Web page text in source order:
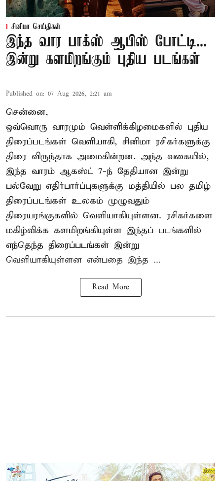
சினிமா செய்திகள்
இந்த வார பாக்ஸ் ஆபிஸ் போட்டி...
இன்று களமிறங்கும் புதிய படங்கள்
Published on: 07 Aug 2026, 2:21 am
சென்னை,
ஒவ்வொரு வாரமும் வெள்ளிக்கிழமைகளில் புதிய
திரைப்படங்கள் வெளியாகி, சினிமா ரசிகர்களுக்கு
திரை விருந்தாக அமைகின்றன. அந்த வகையில்,
இந்த வாரம் ஆகஸ்ட் 7-ந் தேதியான இன்று
பல்வேறு எதிர்பார்ப்புகளுக்கு மத்தியில் பல தமிழ்
திரைப்படங்கள் உலகம் முழுவதும்
திரையரங்குகளில் வெளியாகியுள்ளன. ரசிகர்களை
மகிழ்விக்க களமிறங்கியுள்ள இந்தப் படங்களில்
எந்தெந்த திரைப்படங்கள் இன்று
வெளியாகியுள்ளன என்பதை இந்த ...
Read More